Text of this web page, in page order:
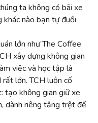
ta không có bãi xe
nào bạn tự đuổi
lớn như The Coffee
xây dựng không gian
việc và học tập là
rất lớn. TCH luôn cố
tạo không gian giữ xe
dành riêng tầng trệt để